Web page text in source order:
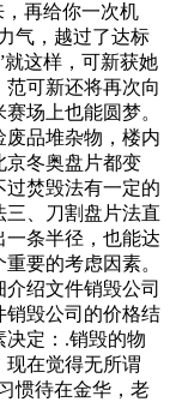
，再给你一次机
气，越过了达标
这样，可新获她
可新还将再次向
场上也能圆梦。
品堆杂物，楼内
京冬奥盘片都变
焚毁法有一定的
、刀割盘片法直
条半径，也能达
要的考虑因素。
绍文件销毁公司
销毁公司的价格结
定：.销毁的物
现在觉得无所谓
惯待在金华，老